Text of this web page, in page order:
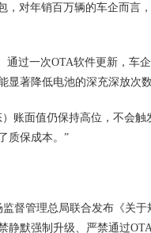
，对年销百万辆的车企而言
通过一次OTA软件更新，车
著降低电池的深充深放次
账面值仍保持高位，不会
质保成本。”
督管理总局联合发布《关
静默强制升级、严禁通过